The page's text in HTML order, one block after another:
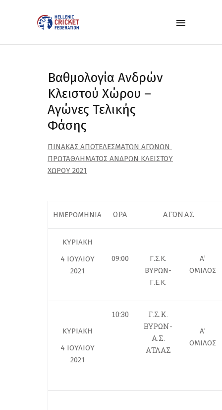
Βαθμολογία Ανδρών
Κλειστού Χώρου –
Αγώνες Τελικής
Φάσης
ΠΙΝΑΚΑΣ ΑΠΟΤΕΛΕΣΜΑΤΩΝ ΑΓΩΝΩΝ
ΠΡΩΤΑΘΛΗΜΑΤΟΣ ΑΝΔΡΩΝ ΚΛΕΙΣΤΟΥ
ΧΩΡΟΥ 2021
ΗΜΕΡΟΜΗΝΙΑ ΩΡΑ ΑΓΩΝΑΣ
ΚΥΡΙΑΚΗ
4 ΙΟΥΛΙΟΥ
2021
09:00
Γ.Σ.Κ.
ΒΥΡΩΝ-
Γ.Ε.Κ.
Α’
ΟΜΙΛΟΣ
ΚΥΡΙΑΚΗ
4 ΙΟΥΛΙΟΥ
2021
10:30
Γ.Σ.Κ.
ΒΥΡΩΝ-
Α.Σ.
ΑΤΛΑΣ
Α’
ΟΜΙΛΟΣ